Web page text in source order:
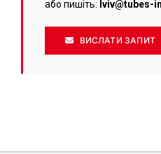
або пишіть: lviv@tubes-
ВИСЛАТИ ЗАПИТ